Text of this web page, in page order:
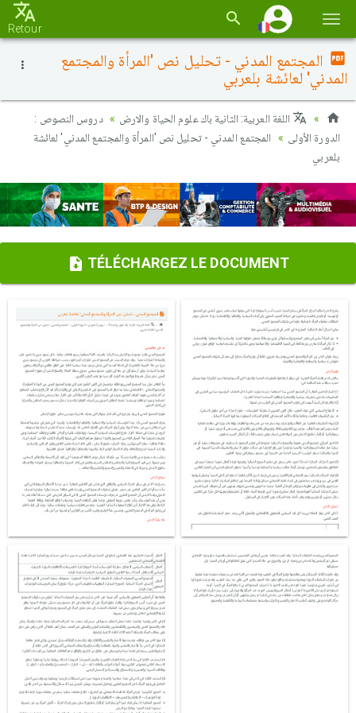
la
Retour
المجتمع المدني - تحليل نص 'المرأة والمجتمع
المدني' لعائشة بلعربي
اللغة العربية: الثانية باك علوم الحياة والارض
دروس النصوص :
الدورة الأولى
المجتمع المدني - تحليل نص 'المرأة والمجتمع المدني' لعائشة
بلعربي
TÉLÉCHARGEZ LE DOCUMENT